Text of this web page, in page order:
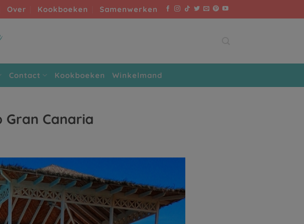
Over Kookboeken Samenwerken
Contact Kookboeken Winkelmand
Gran Canaria